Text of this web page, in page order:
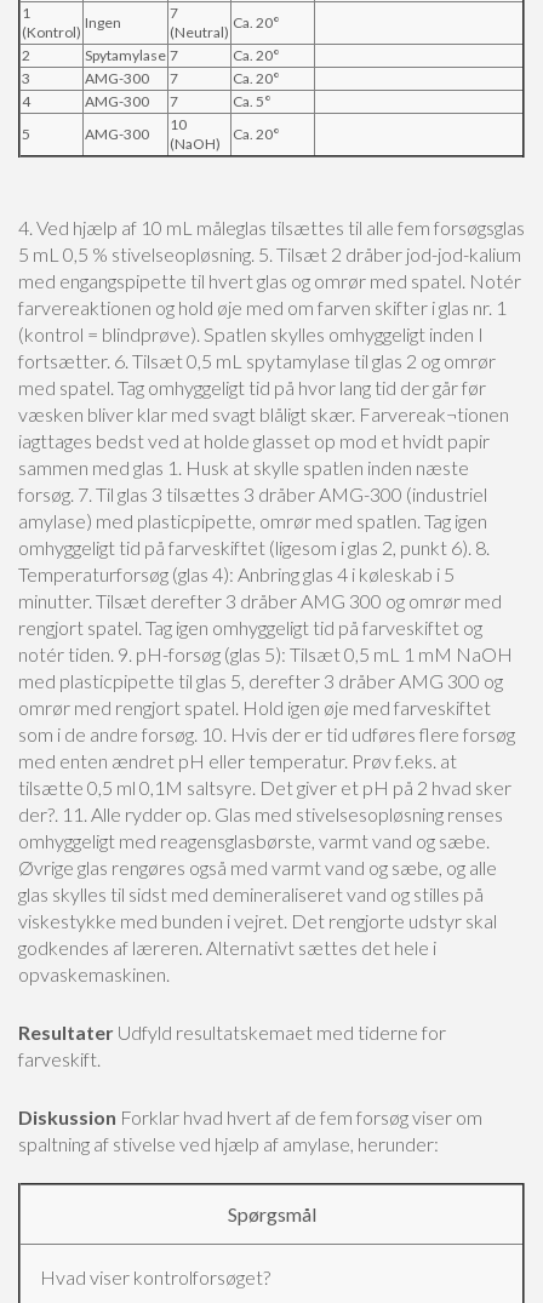
1
(Kontrol)
Ingen
7
(Neutral)
Ca. 20°
2
Spytamylase 7
Ca. 20°
3
AMG-300 7
Ca. 20°
4
AMG-300 7
Ca. 5°
5
AMG-300
10
(NaOH)
Ca. 20°
4. Ved hjælp af 10 mL måleglas tilsættes til alle fem forsøgsglas
5 mL 0,5 % stivelseopløsning. 5. Tilsæt 2 dråber jod-jod-kalium
med engangspipette til hvert glas og omrør med spatel. Notér
farvereaktionen og hold øje med om farven skifter i glas nr. 1
(kontrol = blindprøve). Spatlen skylles omhyggeligt inden I
fortsætter. 6. Tilsæt 0,5 mL spytamylase til glas 2 og omrør
med spatel. Tag omhyggeligt tid på hvor lang tid der går før
væsken bliver klar med svagt blåligt skær. Farvereak¬tionen
iagttages bedst ved at holde glasset op mod et hvidt papir
sammen med glas 1. Husk at skylle spatlen inden næste
forsøg. 7. Til glas 3 tilsættes 3 dråber AMG-300 (industriel
amylase) med plasticpipette, omrør med spatlen. Tag igen
omhyggeligt tid på farveskiftet (ligesom i glas 2, punkt 6). 8.
Temperaturforsøg (glas 4): Anbring glas 4 i køleskab i 5
minutter. Tilsæt derefter 3 dråber AMG 300 og omrør med
rengjort spatel. Tag igen omhyggeligt tid på farveskiftet og
notér tiden. 9. pH-forsøg (glas 5): Tilsæt 0,5 mL 1 mM NaOH
med plasticpipette til glas 5, derefter 3 dråber AMG 300 og
omrør med rengjort spatel. Hold igen øje med farveskiftet
som i de andre forsøg. 10. Hvis der er tid udføres flere forsøg
med enten ændret pH eller temperatur. Prøv f.eks. at
tilsætte 0,5 ml 0,1M saltsyre. Det giver et pH på 2 hvad sker
der?. 11. Alle rydder op. Glas med stivelsesopløsning renses
omhyggeligt med reagensglasbørste, varmt vand og sæbe.
Øvrige glas rengøres også med varmt vand og sæbe, og alle
glas skylles til sidst med demineraliseret vand og stilles på
viskestykke med bunden i vejret. Det rengjorte udstyr skal
godkendes af læreren. Alternativt sættes det hele i
opvaskemaskinen.
Resultater Udfyld resultatskemaet med tiderne for
farveskift.
Diskussion Forklar hvad hvert af de fem forsøg viser om
spaltning af stivelse ved hjælp af amylase, herunder:
Spørgsmål
Hvad viser kontrolforsøget?